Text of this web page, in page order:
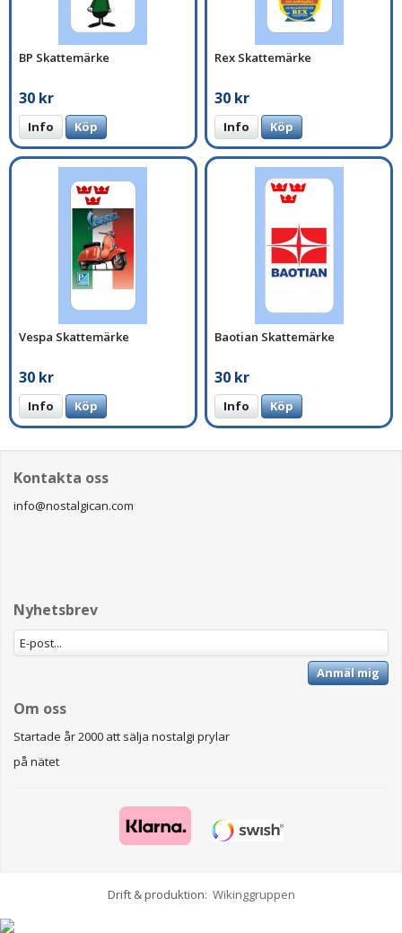
BP Skattemärke
30 kr
Info Köp
Rex Skattemärke
30 kr
Info Köp
Vespa Skattemärke
30 kr
Info Köp
Baotian Skattemärke
30 kr
Info Köp
Kontakta oss
info@nostalgican.com
Nyhetsbrev
Anmäl mig
Om oss
Startade år 2000 att sälja nostalgi prylar
på nätet
Drift & produktion: Wikinggruppen